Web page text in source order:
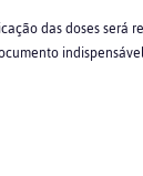
das doses será